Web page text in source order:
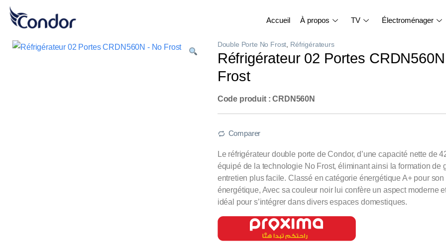
Accueil À propos TV Électroménager
Double Porte No Frost, Réfrigérateurs
Réfrigérateur 02 Portes
Frost
Code produit : CRDN560N
Comparer
Le réfrigérateur double porte de Condor, d’une capacité nette de
équipé de la technologie No Frost, éliminant ainsi la formation de
entretien plus facile. Classé en catégorie énergétique A+ pour son
énergétique, Avec sa couleur noir lui confère un aspect moderne
idéal pour s’intégrer dans divers espaces domestiques.